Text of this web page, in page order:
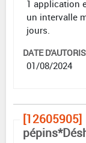
1 application
un intervalle
jours.
DATE
01/08/2024
[12605905]